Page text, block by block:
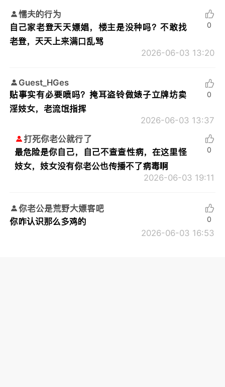
懦夫的行为
自己家老登天天嫖娼，楼主是没种吗？不敢找
老登，天天上来满口乱骂
2026-06-03 13:20
0
Guest_HGes
贴事实有必要喷吗？掩耳盗铃做婊子立牌坊卖
淫妓女，老流氓指挥
2026-06-03 13:37
0
打死你老公就行了
最危险是你自己，自己不查查性病，在这里怪
妓女，妓女没有你老公也传播不了病毒啊
2026-06-03 19:11
0
你老公是荒野大嫖客吧
你咋认识那么多鸡的
2026-06-03 16:53
0